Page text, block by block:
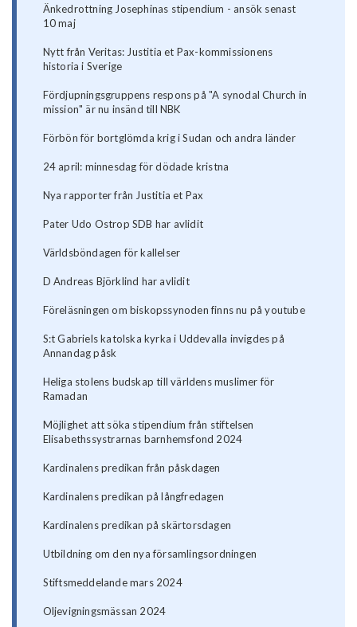
Änkedrottning Josephinas stipendium - ansök senast
10 maj
Nytt från Veritas: Justitia et Pax-kommissionens
historia i Sverige
Fördjupningsgruppens respons på "A synodal Church in
mission" är nu insänd till NBK
Förbön för bortglömda krig i Sudan och andra länder
24 april: minnesdag för dödade kristna
Nya rapporter från Justitia et Pax
Pater Udo Ostrop SDB har avlidit
Världsböndagen för kallelser
D Andreas Björklind har avlidit
Föreläsningen om biskopssynoden finns nu på youtube
S:t Gabriels katolska kyrka i Uddevalla invigdes på
Annandag påsk
Heliga stolens budskap till världens muslimer för
Ramadan
Möjlighet att söka stipendium från stiftelsen
Elisabethssystrarnas barnhemsfond 2024
Kardinalens predikan från påskdagen
Kardinalens predikan på långfredagen
Kardinalens predikan på skärtorsdagen
Utbildning om den nya församlingsordningen
Stiftsmeddelande mars 2024
Oljevigningsmässan 2024